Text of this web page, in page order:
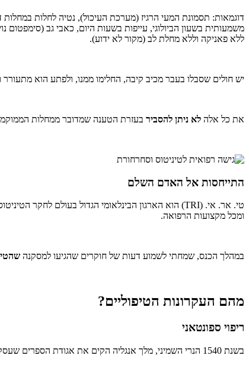
דוגמאות: תסמונת המעי הרגיז (מערכת העיכול), נטיה לחלות במחלות
משמעותית בשעון הביולוגי, עייפות בשעות היום, כאבי גב (סימפטום
ללא פאניקה וללא מחלת לב (מקור לא ידוע).
יש חולים שסבלו בעבר מכיב קיבה, החלימו ממנו, ולפתע הוא
את כל אלה לא ניתן להסביר בעזרת הטענה שמדובר ממחלות
התייחסות אל האדם השלם
ומכל מקצועות הרפואה.
במהלך הכנס, שמחתי לשמוע דעות של חוקרים שהגיעו למסקנה
מהם העקרונות הטיפוליים?
ריפוי ספונטאני
בשנת 1540 הנרי השמיני, מלך אנגליה הקים את אגודת הספרים שעסקו בניתוחים. בשדה הקרב הם היו בתפקיד "חובשים קרביים".